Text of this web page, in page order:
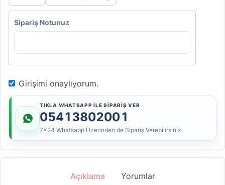
Sipariş Notunuz
Girişimi onaylıyorum.
TIKLA WHATSAPP İLE SİPARİŞ VER
05413802001
7x24 Whatsapp Üzerinden de Sipariş Verebilirsiniz.
Açıklama Yorumlar